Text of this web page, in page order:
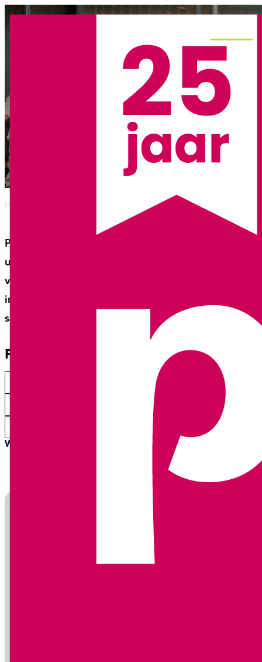
Home
PDR werkt in verschillende sectoren en aan
uiteenlopende vraagstukken. Wat onze cases
verbindt, is de manier waarop communicatie wordt
ingezet om richting te geven aan keuzes en
samenwerking.
Filter op
Bestuurscommunicatie
Communicatiestrategie
Content
PR-strategie
Stakeholders
Wis alle filters
resultaten